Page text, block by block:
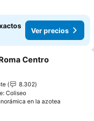
Ver precios
a favoritos
Centro
8.302
Coliseo
en la azotea